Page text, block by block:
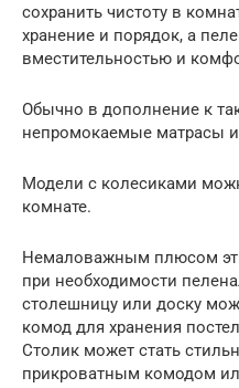
сохранить чистоту в
хранение и порядок, а
вместительностью и
Обычно в дополнение к
непромокаемые матрасы
Модели с колесиками
комнате.
Немаловажным плюсом
при необходимости
столешницу или доску
комод для хранения
Столик может стать
прикроватным комодом